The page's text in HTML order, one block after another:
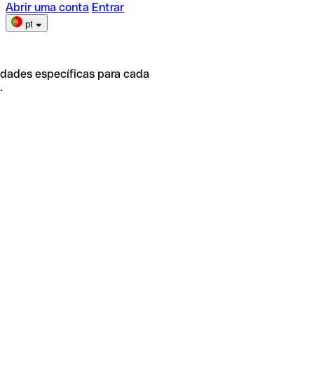
Abrir uma conta Entrar
pt
específicas para cada